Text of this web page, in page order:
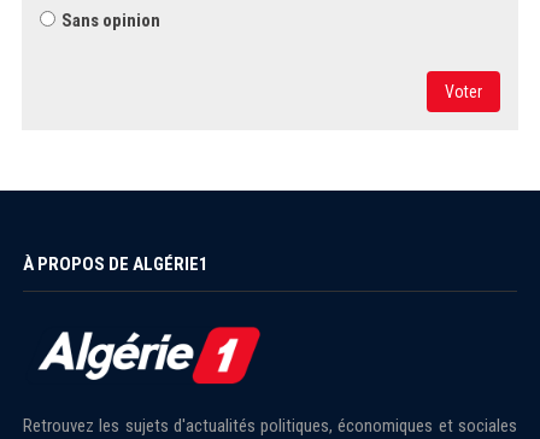
Sans opinion
Voter
À PROPOS DE ALGÉRIE1
Retrouvez les sujets d'actualités politiques, économiques et sociales